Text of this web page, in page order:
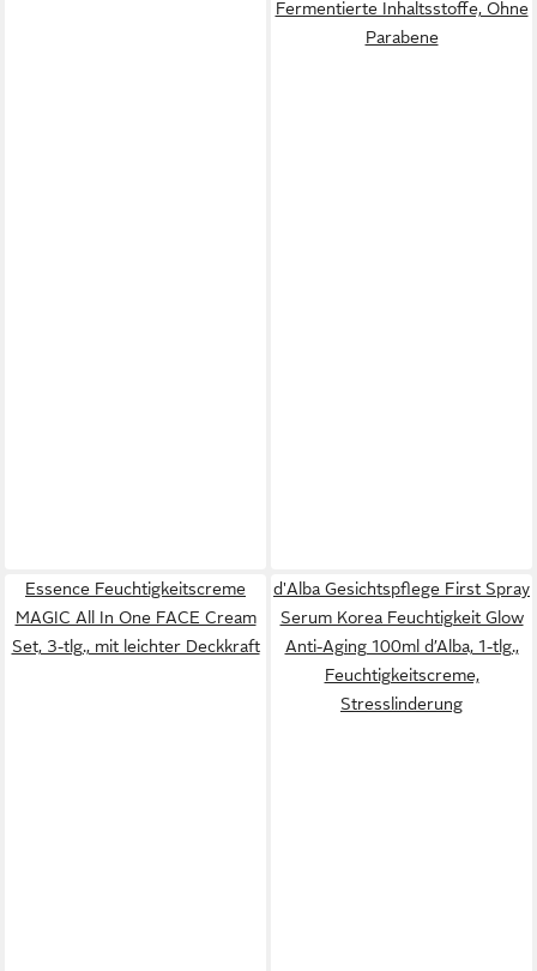
Fermentierte Inhaltsstoffe, Ohne
Parabene
Essence Feuchtigkeitscreme
MAGIC All In One FACE Cream
Set, 3-tlg., mit leichter Deckkraft
d'Alba Gesichtspflege First Spray
Serum Korea Feuchtigkeit Glow
Anti-Aging 100ml d’Alba, 1-tlg.,
Feuchtigkeitscreme,
Stresslinderung